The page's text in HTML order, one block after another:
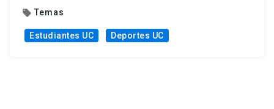
local_offer Temas
Estudiantes UC Deportes UC